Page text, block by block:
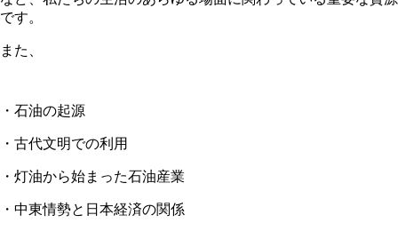
です。
また、
・石油の起源
・古代文明での利用
・灯油から始まった石油産業
・中東情勢と日本経済の関係